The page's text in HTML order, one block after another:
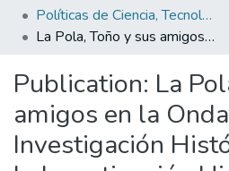
All of DSpace
Statistics
Políticas de Ciencia, Tecnología e Innovación
La Pola, Toño y sus amigos en la Onda de la Investigación Histórica: Guía de la Investigación Histórica como Estrategia Pedagógica, IHEP
Publication: La
amigos en la
Investigación